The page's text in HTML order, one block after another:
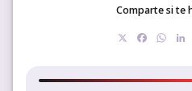
Comparte si te